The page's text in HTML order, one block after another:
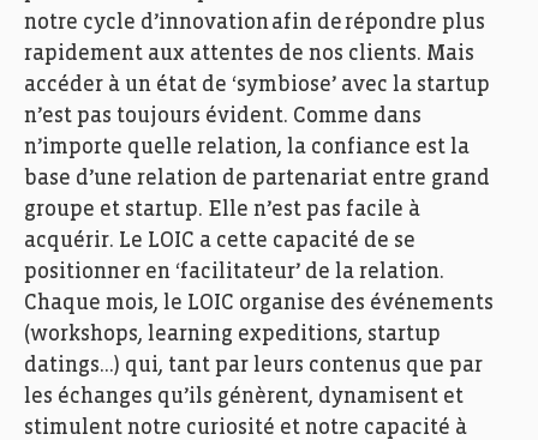
notre cycle d’innovation afin de répondre plus
rapidement aux attentes de nos clients. Mais
accéder à un état de ‘symbiose’ avec la startup
n’est pas toujours évident. Comme dans
n’importe quelle relation, la confiance est la
base d’une relation de partenariat entre grand
groupe et startup. Elle n’est pas facile à
acquérir. Le LOIC a cette capacité de se
positionner en ‘facilitateur’ de la relation.
Chaque mois, le LOIC organise des événements
(workshops, learning expeditions, startup
datings…) qui, tant par leurs contenus que par
les échanges qu’ils génèrent, dynamisent et
stimulent notre curiosité et notre capacité à